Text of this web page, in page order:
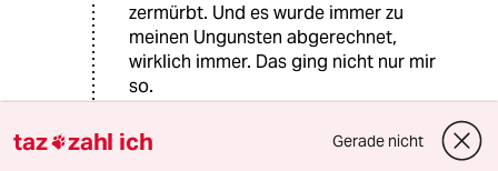
zermürbt. Und es wurde immer zu
meinen Ungunsten abgerechnet,
wirklich immer. Das ging nicht nur mir
so.
Es müsste erstmal um bessere
taz zahl ich Gerade nicht